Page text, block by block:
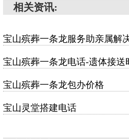
相关资讯:
宝山殡葬一条龙服务助亲属解
宝山殡葬一条龙电话-遗体接
宝山殡葬一条龙包办价格
宝山灵堂搭建电话